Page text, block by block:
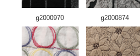
g2000970 g2000874